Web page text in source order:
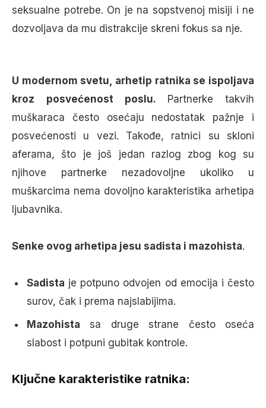
seksualne potrebe. On je na sopstvenoj misiji i ne
dozvoljava da mu distrakcije skreni fokus sa nje.
U modernom svetu, arhetip ratnika se ispoljava
kroz posvećenost poslu.
Partnerke takvih
muškaraca često osećaju nedostatak pažnje i
posvećenosti u vezi. Takođe, ratnici su skloni
aferama, što je još jedan razlog zbog kog su
njihove partnerke nezadovoljne ukoliko u
muškarcima nema dovoljno karakteristika arhetipa
ljubavnika.
Senke ovog arhetipa jesu sadista i mazohista.
Sadista je potpuno odvojen od emocija i često
surov, čak i prema najslabijima.
Mazohista sa druge strane često oseća
slabost i potpuni gubitak kontrole.
Ključne karakteristike ratnika: